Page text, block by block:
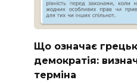
Що означає
демократія:
терміна